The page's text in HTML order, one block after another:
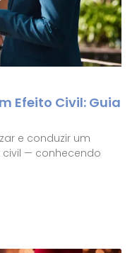
Efeito Civil: Guia
e conduzir um
— conhecendo